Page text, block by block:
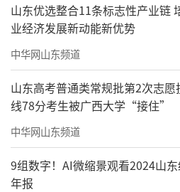
山东优选整合11条标志性产业链
业经济发展新动能新优势
中华网山东频道
山东高考普通类常规批第2次志
线78分考生被广西大学“接住”
中华网山东频道
9组数字！AI微缩景观看2024山
年报